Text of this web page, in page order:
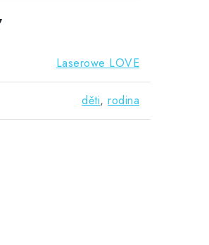
Laserowe LOVE
děti, rodina